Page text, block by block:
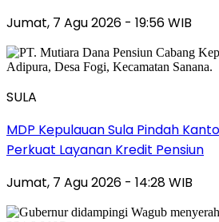
Jumat, 7 Agu 2026 - 19:56 WIB
SULA
MDP Kepulauan Sula Pindah
Perkuat Layanan Kredit Pensiun
Jumat, 7 Agu 2026 - 14:28 WIB